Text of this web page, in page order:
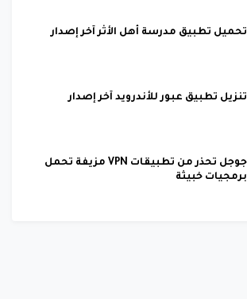
تحميل تطبيق مدرسة أهل الأثر آخر إصدار
تنزيل تطبيق عبور للأندرويد آخر إصدار
جوجل تحذر من تطبيقات VPN مزيفة تحمل
برمجيات خبيثة